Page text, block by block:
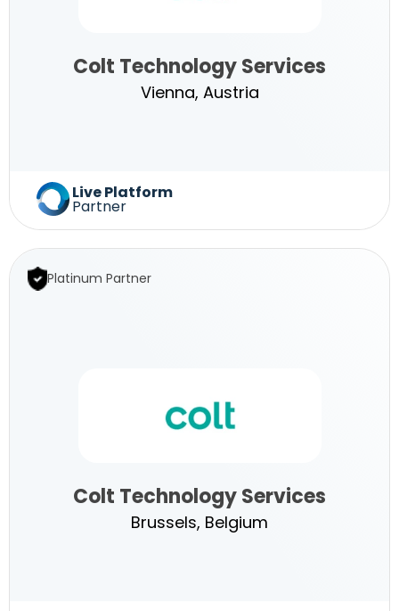
Colt
Technology
Colt Technology Services
Vienna, Austria
Live Platform
Partner
Platinum Partner
Colt
Colt Technology Services
Brussels, Belgium